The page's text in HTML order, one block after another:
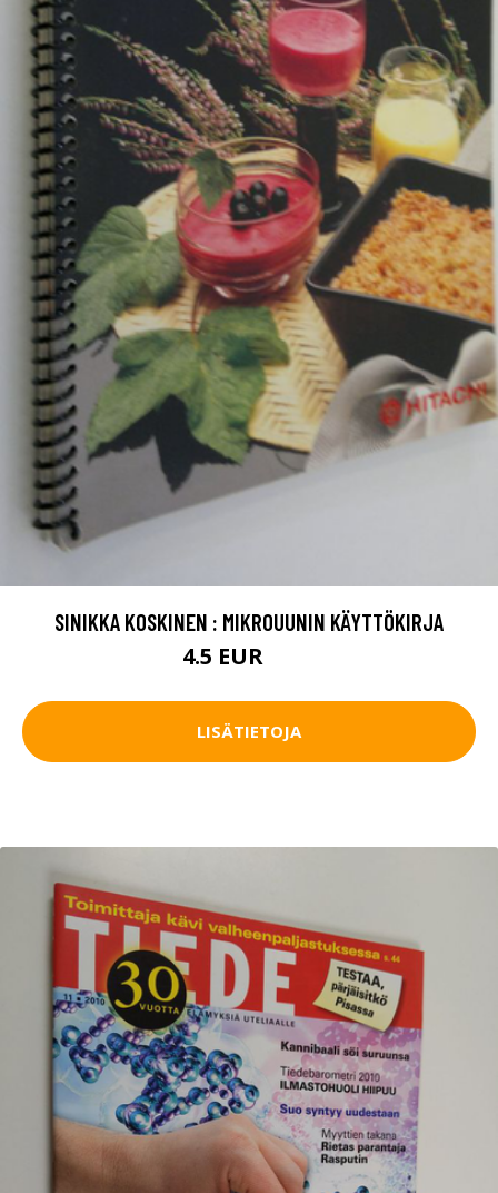
SINIKKA KOSKINEN : MIKROUUNIN KÄYTTÖKIRJA
4.5 EUR
LISÄTIETOJA